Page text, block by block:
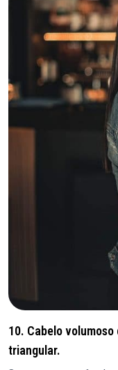
10. Cabelo
triangular.